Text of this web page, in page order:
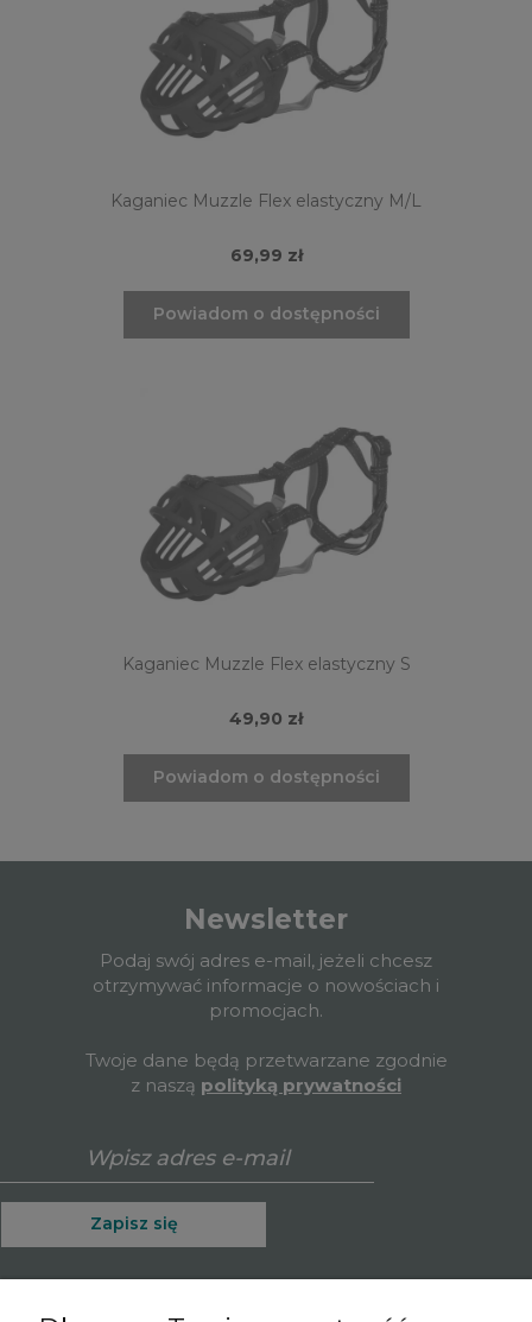
Kaganiec Muzzle Flex elastyczny M/L
69,99 zł
Powiadom o dostępności
Kaganiec Muzzle Flex elastyczny S
49,90 zł
Powiadom o dostępności
Newsletter
Podaj swój adres e-mail, jeżeli chcesz
otrzymywać informacje o nowościach i
promocjach.
Twoje dane będą przetwarzane zgodnie
z naszą polityką prywatności
Zapisz się